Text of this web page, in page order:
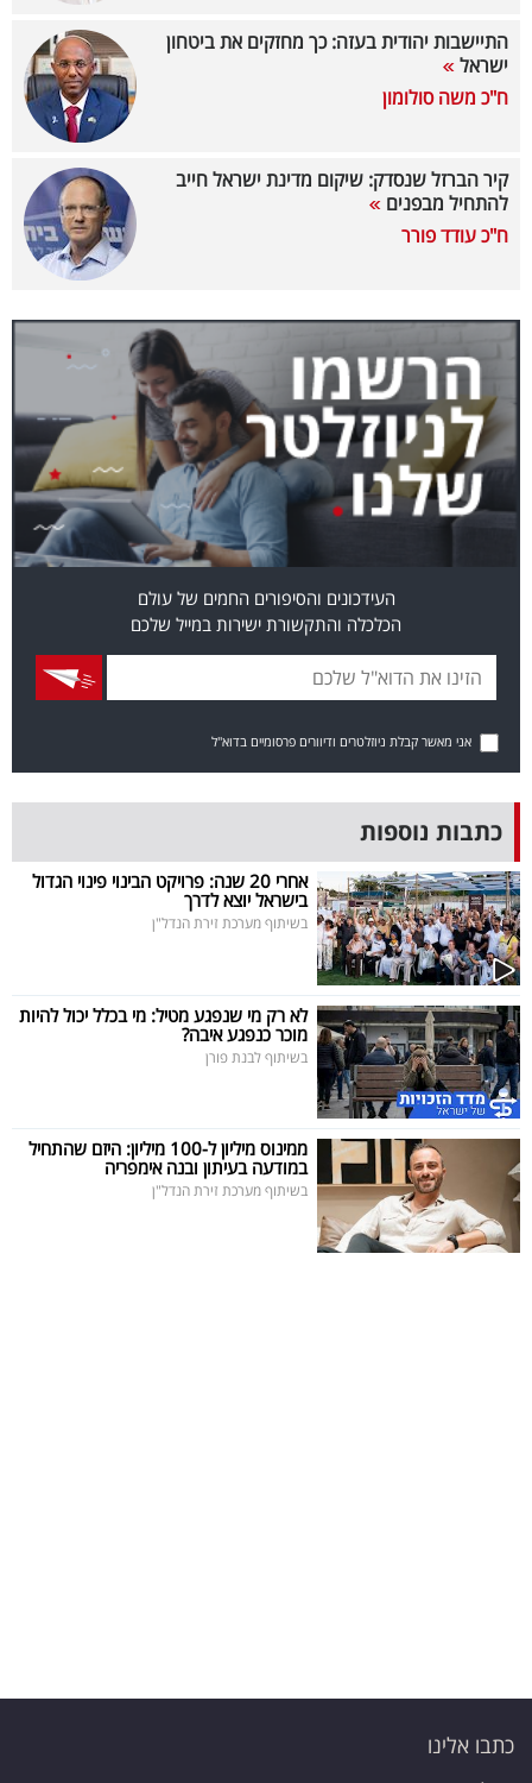
ניוזלטרים
מייל
אדום
אחרינו:
התיישבות יהודית בעזה: כך מחזקים את ביטחון
ישראל
ח"כ משה סולומון
קיר הברזל שנסדק: שיקום מדינת ישראל חייב
להתחיל מבפנים
ח"כ עודד פורר
העידכונים והסיפורים החמים של עולם
הכלכלה והתקשורת ישירות במייל שלכם
אני מאשר קבלת ניוזלטרים ודיוורים פרסומיים בדוא"ל
כתבות נוספות
אחרי 20 שנה: פרויקט הבינוי פינוי הגדול
בישראל יוצא לדרך
בשיתוף מערכת זירת הנדל"ן
לא רק מי שנפגע מטיל: מי בכלל יכול להיות
מוכר כנפגע איבה?
בשיתוף לבנת פורן
ממינוס מיליון ל-100 מיליון: היזם שהתחיל
במודעה בעיתון ובנה אימפריה
בשיתוף מערכת זירת הנדל"ן
כתבו אלינו